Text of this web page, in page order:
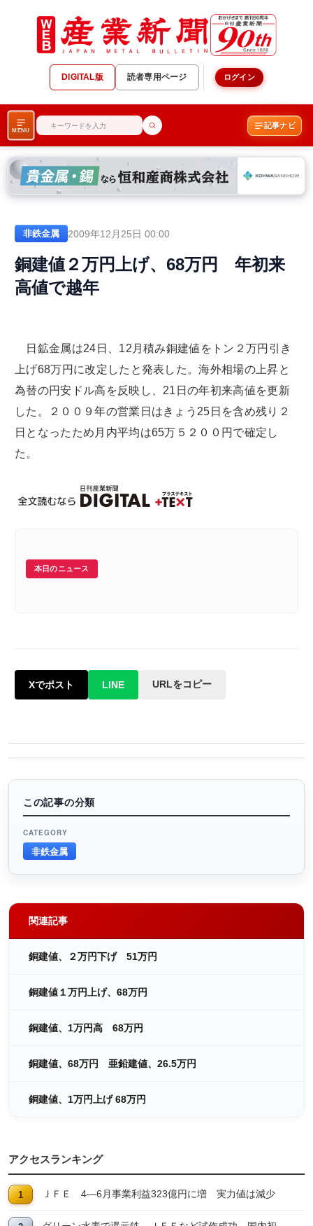
DIGITAL版 読者専用ページ ログイン
MENU
記事ナビ
非鉄金属 2009年12月25日 00:00
銅建値２万円上げ、68万円 年初来
高値で越年
日鉱金属は24日、12月積み銅建値をトン２万円引き
上げ68万円に改定したと発表した。海外相場の上昇と
為替の円安ドル高を反映し、21日の年初来高値を更新
した。２００９年の営業日はきょう25日を含め残り２
日となったため月内平均は65万５２００円で確定し
た。
本日のニュース
Xでポスト LINE URLをコピー
この記事の分類
CATEGORY
非鉄金属
関連記事
銅建値、２万円下げ 51万円
銅建値１万円上げ、68万円
銅建値、1万円高 68万円
銅建値、68万円 亜鉛建値、26.5万円
銅建値、1万円上げ 68万円
アクセスランキング
ＪＦＥ 4―6月事業利益323億円に増 実力値は減少